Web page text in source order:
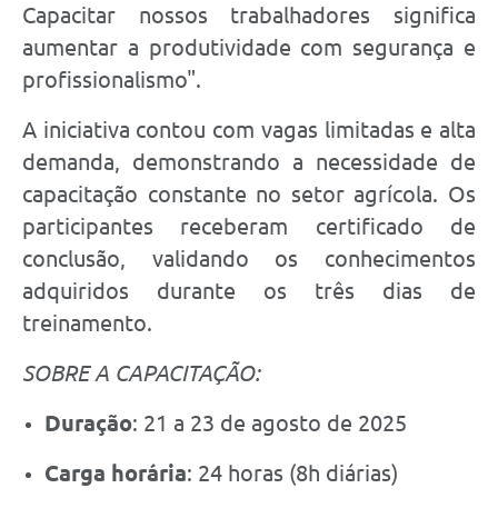
Capacitar nossos trabalhadores significa
aumentar a produtividade com segurança e
profissionalismo".
A iniciativa contou com vagas limitadas e alta
demanda, demonstrando a necessidade de
capacitação constante no setor agrícola. Os
participantes receberam certificado de
conclusão, validando os conhecimentos
adquiridos durante os três dias de
treinamento.
SOBRE A CAPACITAÇÃO:
Duração: 21 a 23 de agosto de 2025
Carga horária: 24 horas (8h diárias)